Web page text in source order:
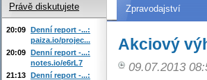
Zpravodajství
Akciový
09.07.2013
Právě diskutujete
20:09 Denní report -...:
paiza.io/projec...
20:09 Denní report -...:
notes.io/e6rL7
21:13 Denní report -...: